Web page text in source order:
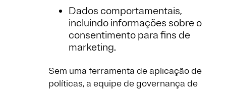
Dados comportamentais,
incluindo informações sobre o
consentimento para fins de
marketing.
Sem uma ferramenta de aplicação de
políticas, a equipe de governança de